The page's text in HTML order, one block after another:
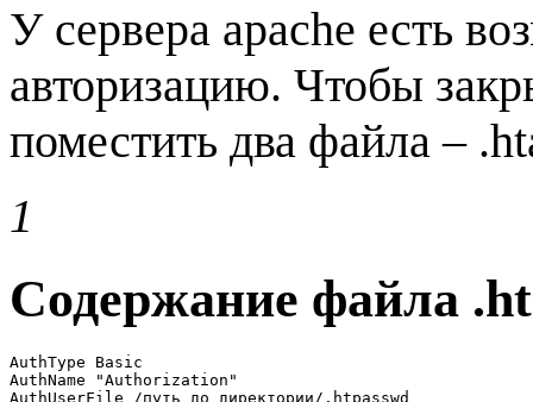
У сервера apache есть
авторизацию. Чтобы
поместить два файла –
1
Содержание файла
AuthType Basic
AuthName "Authorization"
AuthUserFile /путь_до_директории/.htpasswd